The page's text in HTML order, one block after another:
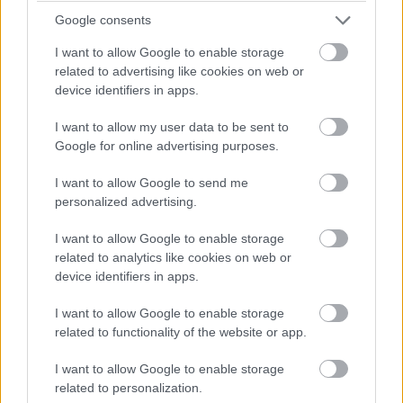
Google consents
I want to allow Google to enable storage
related to advertising like cookies on web or
device identifiers in apps.
I want to allow my user data to be sent to
Google for online advertising purposes.
I want to allow Google to send me
personalized advertising.
I want to allow Google to enable storage
related to analytics like cookies on web or
device identifiers in apps.
I want to allow Google to enable storage
related to functionality of the website or app.
I want to allow Google to enable storage
related to personalization.
Lindbladon. Verstappen viszont egyelőre messze a hetedik
helyen haladó Gaslytól.
Russell viszont fokozatosan közelít Piastrira, már csak fél
A visszajátszásból látszik, hogy Antonelli borzalmasan
visszafulladt a startnál és kiforogtak a kerekei, de a győzelmi
esélyeit legalább ennyire rontja, hogy körök óta nem boldogul
Verstappen vetődött be a hajtűben Lindblad mellé, feljött
nyolcadiknak a holland.